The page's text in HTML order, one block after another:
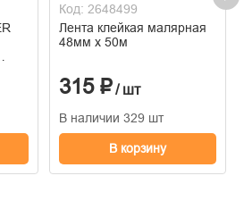
Код: 2648499
Лента клейкая малярная
48мм х 50м
315 ₽/ шт
В наличии 329 шт
В корзину